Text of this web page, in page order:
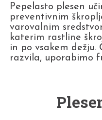
Pepelasto plesen
preventivnim
varovalnim
katerim rastline
in po vsakem dežju.
razvila, uporabimo